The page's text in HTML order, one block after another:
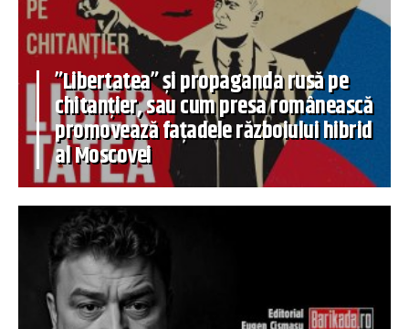
”Libertatea” și propaganda rusă pe
chitanțier, sau cum presa românească
promovează fațadele războiului hibrid
al Moscovei